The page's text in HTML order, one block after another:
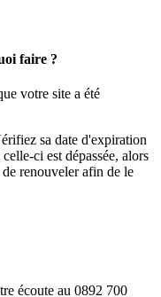
faire ?
votre site a été
sa date d'expiration
ci est dépassée, alors
renouveler afin de le
écoute au 0892 700